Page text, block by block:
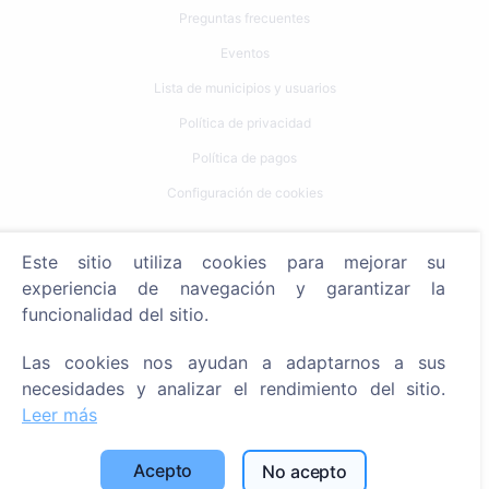
Preguntas frecuentes
Eventos
Lista de municipios y usuarios
Política de privacidad
Política de pagos
Configuración de cookies
Buscar fallecidos
Buscar cementerios
Servicios
SIA "CEMETY", LV40103618951
Este sitio utiliza cookies para mejorar su
experiencia de navegación y garantizar la
funcionalidad del sitio.
Las cookies nos ayudan a adaptarnos a sus
necesidades y analizar el rendimiento del sitio.
Leer más
Acepto No acepto